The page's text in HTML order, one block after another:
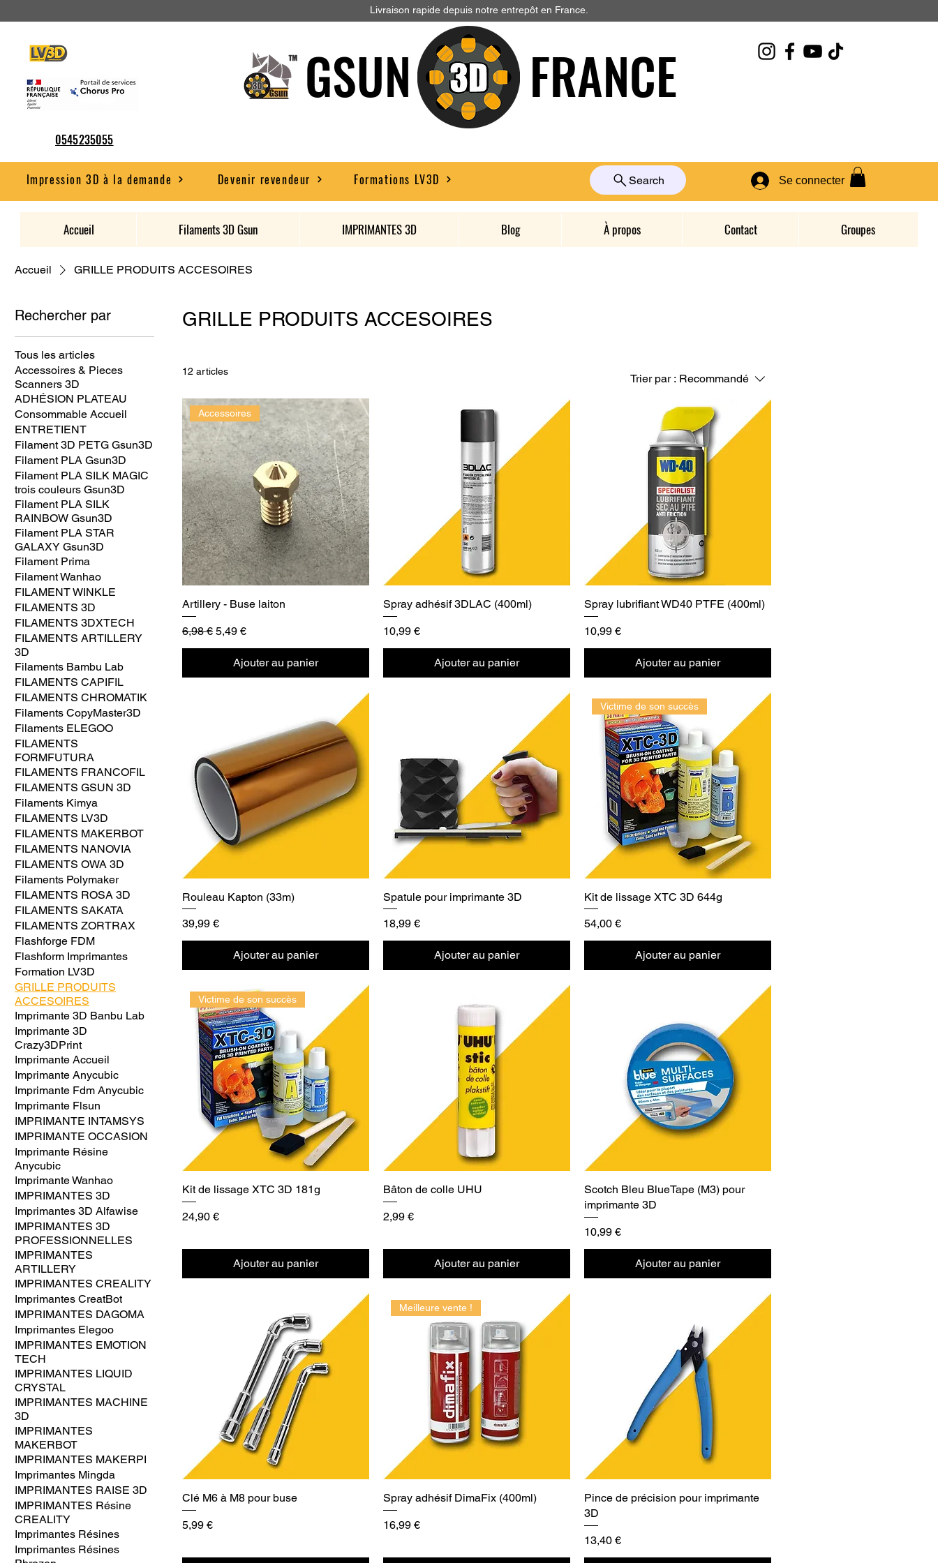
Livraison rapide depuis notre entrepôt en France.
0545235055
GSUN FRANCE
Impression 3D à la demande Devenir revendeur Formations LV3D Se connecter
Search
Accueil Filaments 3D Gsun IMPRIMANTES 3D Blog À propos Contact Groupes
Accueil GRILLE PRODUITS ACCESOIRES
Rechercher par
Tous les articles
Accessoires & Pieces
Scanners 3D
ADHÉSION PLATEAU
Consommable Accueil
ENTRETIENT
Filament 3D PETG Gsun3D
Filament PLA Gsun3D
Filament PLA SILK MAGIC
trois couleurs Gsun3D
Filament PLA SILK
RAINBOW Gsun3D
Filament PLA STAR
GALAXY Gsun3D
Filament Prima
Filament Wanhao
FILAMENT WINKLE
FILAMENTS 3D
FILAMENTS 3DXTECH
FILAMENTS ARTILLERY
3D
Filaments Bambu Lab
FILAMENTS CAPIFIL
FILAMENTS CHROMATIK
Filaments CopyMaster3D
Filaments ELEGOO
FILAMENTS
FORMFUTURA
FILAMENTS FRANCOFIL
FILAMENTS GSUN 3D
Filaments Kimya
FILAMENTS LV3D
FILAMENTS MAKERBOT
FILAMENTS NANOVIA
FILAMENTS OWA 3D
Filaments Polymaker
FILAMENTS ROSA 3D
FILAMENTS SAKATA
FILAMENTS ZORTRAX
Flashforge FDM
Flashform Imprimantes
Formation LV3D
GRILLE PRODUITS
ACCESOIRES
Imprimante 3D Banbu Lab
Imprimante 3D
Crazy3DPrint
Imprimante Accueil
Imprimante Anycubic
Imprimante Fdm Anycubic
Imprimante Flsun
IMPRIMANTE INTAMSYS
IMPRIMANTE OCCASION
Imprimante Résine
Anycubic
Imprimante Wanhao
IMPRIMANTES 3D
Imprimantes 3D Alfawise
IMPRIMANTES 3D
PROFESSIONNELLES
IMPRIMANTES
ARTILLERY
IMPRIMANTES CREALITY
Imprimantes CreatBot
IMPRIMANTES DAGOMA
Imprimantes Elegoo
IMPRIMANTES EMOTION
TECH
IMPRIMANTES LIQUID
CRYSTAL
IMPRIMANTES MACHINE
3D
IMPRIMANTES
MAKERBOT
IMPRIMANTES MAKERPI
Imprimantes Mingda
IMPRIMANTES RAISE 3D
IMPRIMANTES Résine
CREALITY
Imprimantes Résines
Imprimantes Résines
GRILLE PRODUITS ACCESOIRES
12 articles
Trier par : Recommandé
Accessoires
Artillery - Buse laiton
Prix original
6,98 € Prix promotionnel
5,49 €
Ajouter au panier
Spray adhésif 3DLAC (400ml)
Prix
10,99 €
Ajouter au panier
Spray lubrifiant WD40 PTFE (400ml)
Prix
10,99 €
Ajouter au panier
Rouleau Kapton (33m)
Prix
39,99 €
Ajouter au panier
Spatule pour imprimante 3D
Prix
18,99 €
Ajouter au panier
Victime de son succès
Kit de lissage XTC 3D 644g
Prix
54,00 €
Ajouter au panier
Victime de son succès
Kit de lissage XTC 3D 181g
Prix
24,90 €
Ajouter au panier
Bâton de colle UHU
Prix
2,99 €
Ajouter au panier
Scotch Bleu BlueTape (M3) pour
imprimante 3D
Prix
10,99 €
Ajouter au panier
Clé M6 à M8 pour buse
Prix
5,99 €
Meilleure vente !
Spray adhésif DimaFix (400ml)
Prix
16,99 €
Pince de précision pour imprimante
3D
Prix
13,40 €